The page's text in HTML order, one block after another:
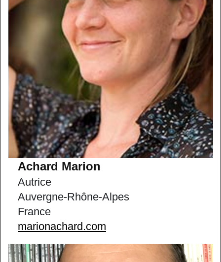
Achard Marion
Autrice
Auvergne-Rhône-Alpes
France
marionachard.com